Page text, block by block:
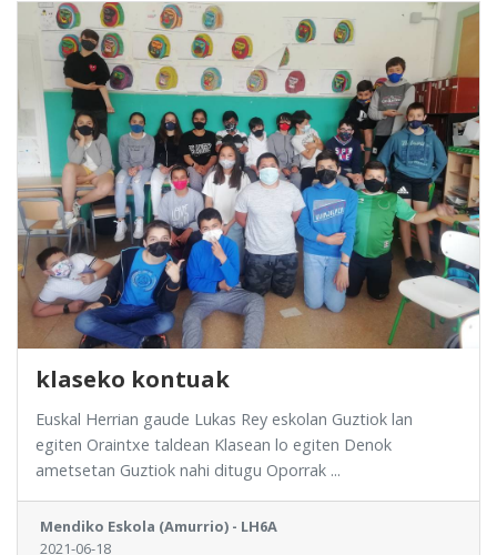
klaseko kontuak
Euskal Herrian gaude Lukas Rey eskolan Guztiok lan
egiten Oraintxe taldean Klasean lo egiten Denok
ametsetan Guztiok nahi ditugu Oporrak ...
Mendiko Eskola (Amurrio) - LH6A
2021-06-18